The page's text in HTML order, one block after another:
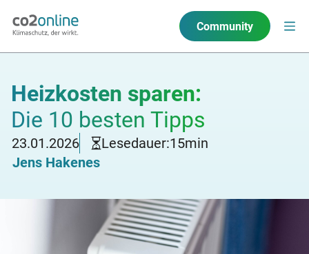
Community
Heizkosten sparen:
Die 10 besten Tipps
23.01.2026 Lesedauer:15min
Jens Hakenes